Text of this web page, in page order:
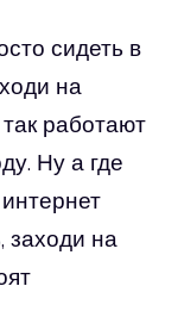
сидеть в
на
работают
Ну а где
заходи на